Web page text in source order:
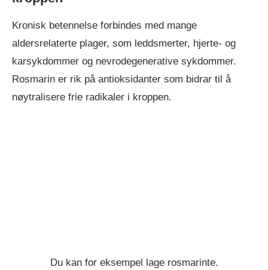
Kronisk betennelse forbindes med mange
aldersrelaterte plager, som leddsmerter, hjerte- og
karsykdommer og nevrodegenerative sykdommer.
Rosmarin er rik på antioksidanter som bidrar til å
nøytralisere frie radikaler i kroppen.
Du kan for eksempel lage rosmarinte.